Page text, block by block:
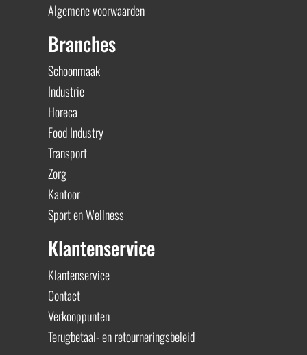
Algemene voorwaarden
Branches
Schoonmaak
Industrie
Horeca
Food Industry
Transport
Zorg
Kantoor
Sport en Wellness
Klantenservice
Klantenservice
Contact
Verkooppunten
Terugbetaal- en retourneringsbeleid